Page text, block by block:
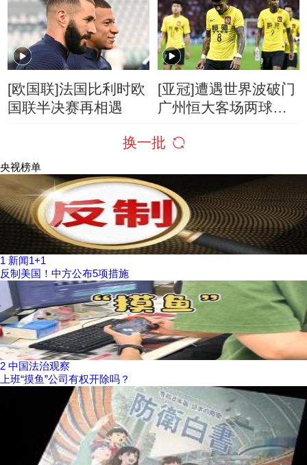
[欧国联]法国比利时欧
国联半决赛再相遇
[亚冠]遭遇世界波破门
广州恒大客场两球告
换一批
央视榜单
1 新闻1+1
反制美国！中方公布5项措施
2 中国法治观察
上班“摸鱼”公司有权开除吗？